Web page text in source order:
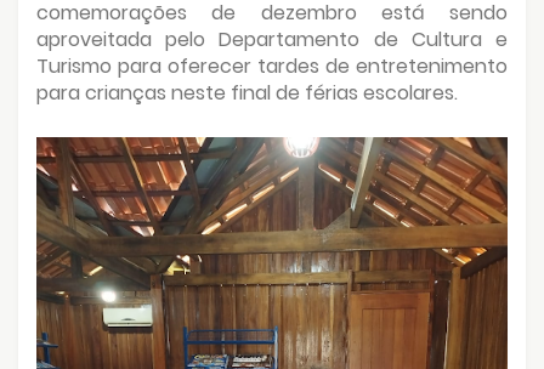
comemorações de dezembro está sendo
aproveitada pelo Departamento de Cultura e
Turismo para oferecer tardes de entretenimento
para crianças neste final de férias escolares.